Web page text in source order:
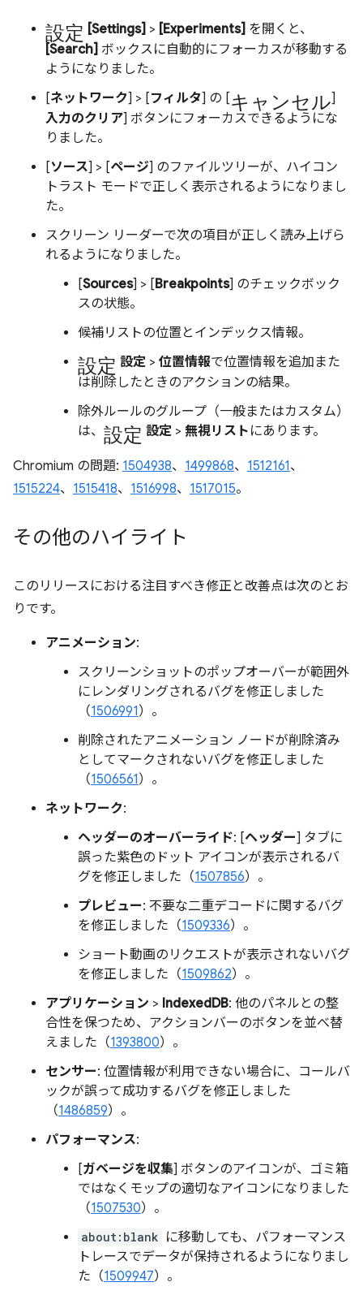
設定 [Settings] > [Experiments] を開くと、
[Search] ボックスに自動的にフォーカスが移動する
ようになりました。
[ネットワーク] > [フィルタ] の [キャンセル]
入力のクリア] ボタンにフォーカスできるようにな
りました。
[ソース] > [ページ] のファイルツリーが、ハイコン
トラスト モードで正しく表示されるようになりまし
た。
スクリーン リーダーで次の項目が正しく読み上げら
れるようになりました。
[Sources] > [Breakpoints] のチェックボック
スの状態。
候補リストの位置とインデックス情報。
設定 設定 > 位置情報で位置情報を追加また
は削除したときのアクションの結果。
除外ルールのグループ（一般またはカスタム）
は、 設定 設定 > 無視リスト にあります。
Chromium の問題: 1504938、 1499868、 1512161、
1515224、 1515418、 1516998、 1517015。
その他のハイライト
このリリースにおける注目すべき修正と改善点は次のとお
りです。
アニメーション:
スクリーンショットのポップオーバーが範囲外
にレンダリングされるバグを修正しました
（1506991）。
削除されたアニメーション ノードが削除済み
としてマークされないバグを修正しました
（1506561）。
ネットワーク:
ヘッダーのオーバーライド: [ヘッダー] タブに
誤った紫色のドット アイコンが表示されるバ
グを修正しました（1507856）。
プレビュー: 不要な二重デコードに関するバグ
を修正しました（1509336）。
ショート動画のリクエストが表示されないバグ
を修正しました（1509862）。
アプリケーション > IndexedDB: 他のパネルとの整
合性を保つため、アクションバーのボタンを並べ替
えました（1393800）。
センサー: 位置情報が利用できない場合に、コールバ
ックが誤って成功するバグを修正しました
（1486859）。
パフォーマンス:
[ガベージを収集] ボタンのアイコンが、ゴミ箱
ではなくモップの適切なアイコンになりました
（1507530）。
about:blank に移動しても、パフォーマンス
トレースでデータが保持されるようになりまし
た（1509947）。